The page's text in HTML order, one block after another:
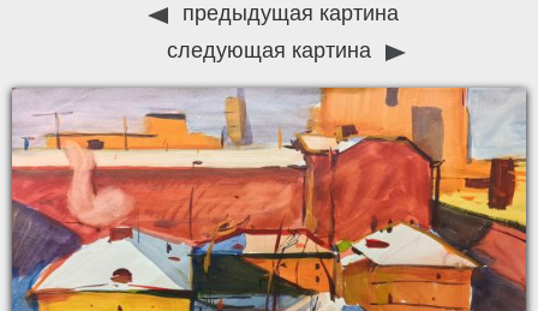
предыдущая картина
следующая картина